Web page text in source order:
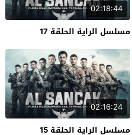
02:18:44
مسلسل الراية الحلقة 17
02:16:24
مسلسل الراية الحلقة 15